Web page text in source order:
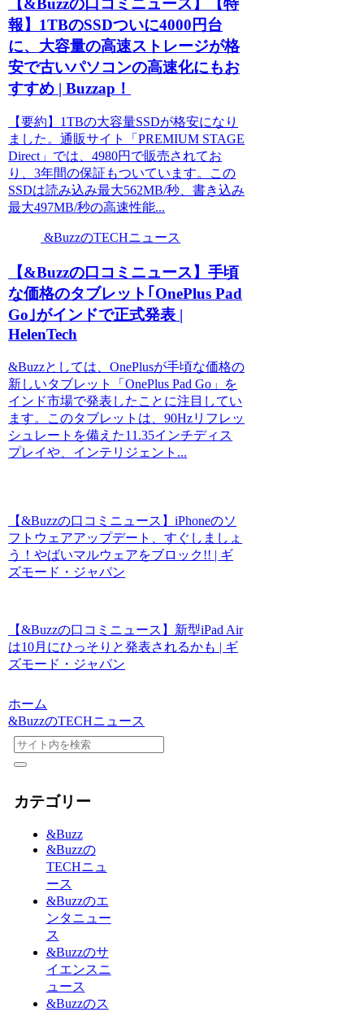
報】1TBのSSDついに4000円台
に、大容量の高速ストレージが格
安で古いパソコンの高速化にもお
すすめ | Buzzap！
【要約】1TBの大容量SSDが格安になり
ました。通販サイト「PREMIUM STAGE
Direct」では、4980円で販売されてお
り、3年間の保証もついています。この
SSDは読み込み最大562MB/秒、書き込み
最大497MB/秒の高速性能...
&BuzzのTECHニュース
【&Buzzの口コミニュース】手頃
な価格のタブレット｢OnePlus Pad
Go｣がインドで正式発表 |
HelenTech
&Buzzとしては、OnePlusが手頃な価格の
新しいタブレット「OnePlus Pad Go」を
インド市場で発表したことに注目してい
ます。このタブレットは、90Hzリフレッ
シュレートを備えた11.35インチディス
プレイや、インテリジェント...
【&Buzzの口コミニュース】iPhoneのソ
フトウェアアップデート、すぐしましょ
う！やばいマルウェアをブロック!! | ギ
ズモード・ジャパン
【&Buzzの口コミニュース】新型iPad Air
は10月にひっそりと発表されるかも | ギ
ズモード・ジャパン
ホーム
&BuzzのTECHニュース
カテゴリー
&Buzz
&Buzzの
TECHニュ
ース
&Buzzのエ
ンタニュー
ス
&Buzzのサ
イエンスニ
ュース
&Buzzのス